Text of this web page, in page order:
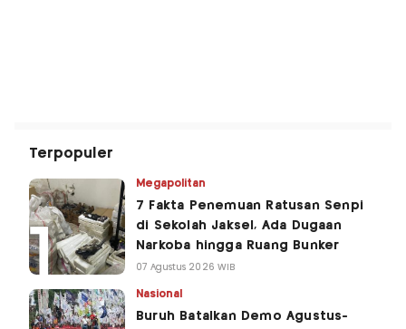
Terpopuler
Megapolitan
7 Fakta Penemuan Ratusan Senpi
di Sekolah Jaksel, Ada Dugaan
Narkoba hingga Ruang Bunker
07 Agustus 2026 WIB
Nasional
Buruh Batalkan Demo Agustus-